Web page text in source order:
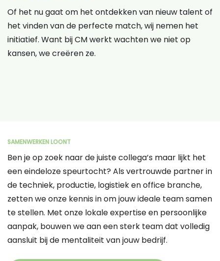
Of het nu gaat om het ontdekken van nieuw talent of
het vinden van de perfecte match, wij nemen het
initiatief. Want bij CM werkt wachten we niet op
kansen, we creëren ze.
SAMENWERKEN LOONT
Ben je op zoek naar de juiste collega’s maar lijkt het
een eindeloze speurtocht? Als vertrouwde partner in
de techniek, productie, logistiek en office branche,
zetten we onze kennis in om jouw ideale team samen
te stellen. Met onze lokale expertise en persoonlijke
aanpak, bouwen we aan een sterk team dat volledig
aansluit bij de mentaliteit van jouw bedrijf.